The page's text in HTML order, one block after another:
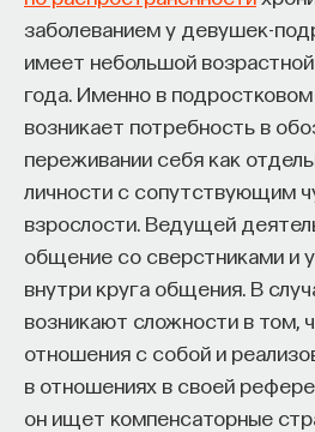
заболеванием у девушек-
имеет небольшой
года. Именно в
возникает потребность в
переживании себя как
личности с сопутствующим
взрослости. Ведущей
общение со сверстниками и
внутри круга общения. В
возникают сложности в том,
отношения с собой и
в отношениях в своей
он ищет компенсаторные